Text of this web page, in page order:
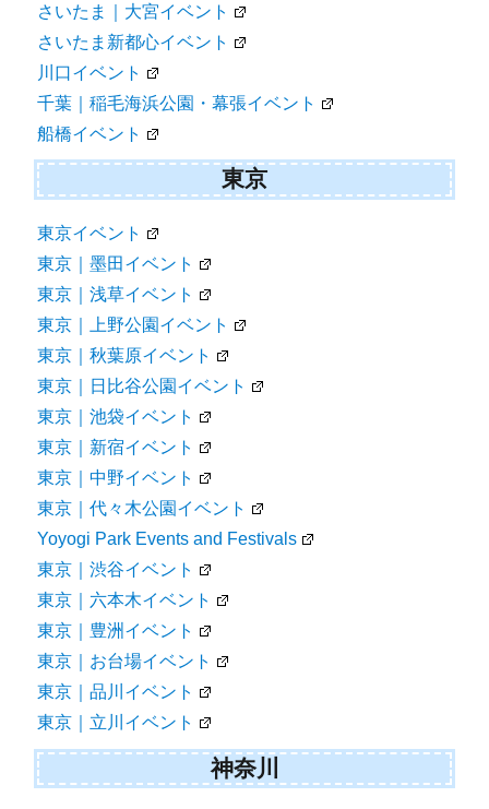
さいたま｜大宮イベント
さいたま新都心イベント
川口イベント
千葉｜稲毛海浜公園・幕張イベント
船橋イベント
東京
東京イベント
東京｜墨田イベント
東京｜浅草イベント
東京｜上野公園イベント
東京｜秋葉原イベント
東京｜日比谷公園イベント
東京｜池袋イベント
東京｜新宿イベント
東京｜中野イベント
東京｜代々木公園イベント
Yoyogi Park Events and Festivals
東京｜渋谷イベント
東京｜六本木イベント
東京｜豊洲イベント
東京｜お台場イベント
東京｜品川イベント
東京｜立川イベント
神奈川